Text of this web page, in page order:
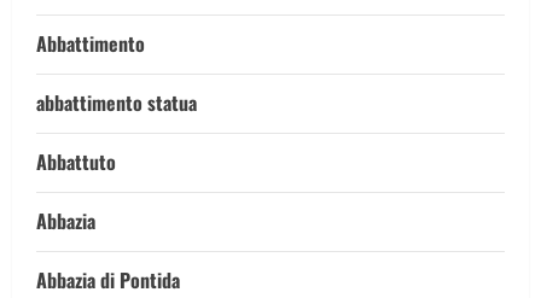
Abbattimento
abbattimento statua
Abbattuto
Abbazia
Abbazia di Pontida